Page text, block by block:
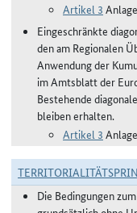
Artikel 3
Eingeschränkte
den am Regionalen
Anwendung der
im Amtsblatt der
Bestehende
bleiben erhalten.
Artikel 3
Die Bedingungen